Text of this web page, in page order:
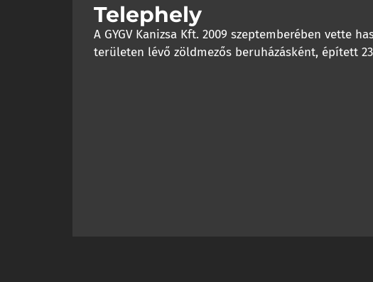
Telephely
A GYGV Kanizsa Kft. 2009 szeptemberében vette
területen lévő zöldmezős beruházásként, épített